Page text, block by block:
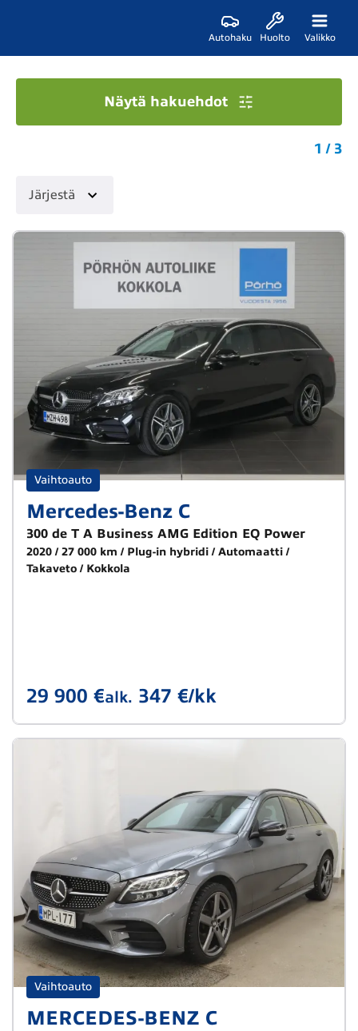
Autohaku Huolto Valikko
Näytä hakuehdot
1 / 3
Järjestä
Vaihtoauto
Mercedes-Benz C
300 de T A Business AMG Edition EQ Power
2020 27 000 km Plug-in hybridi
Automaatti
Takaveto
Kokkola
29 900 €alk. 347 €/kk
Vaihtoauto
MERCEDES-BENZ C